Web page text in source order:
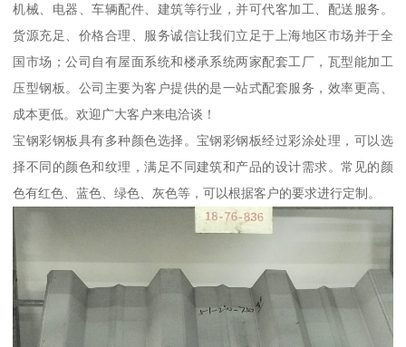
机械、电器、车辆配件、建筑等行业，并可代客加工、配送服务。
货源充足、价格合理、服务诚信让我们立足于上海地区市场并于全
国市场；公司自有屋面系统和楼承系统两家配套工厂，瓦型能加工
压型钢板。公司主要为客户提供的是一站式配套服务，效率更高、
成本更低。欢迎广大客户来电洽谈！
宝钢彩钢板具有多种颜色选择。宝钢彩钢板经过彩涂处理，可以选
择不同的颜色和纹理，满足不同建筑和产品的设计需求。常见的颜
色有红色、蓝色、绿色、灰色等，可以根据客户的要求进行定制。